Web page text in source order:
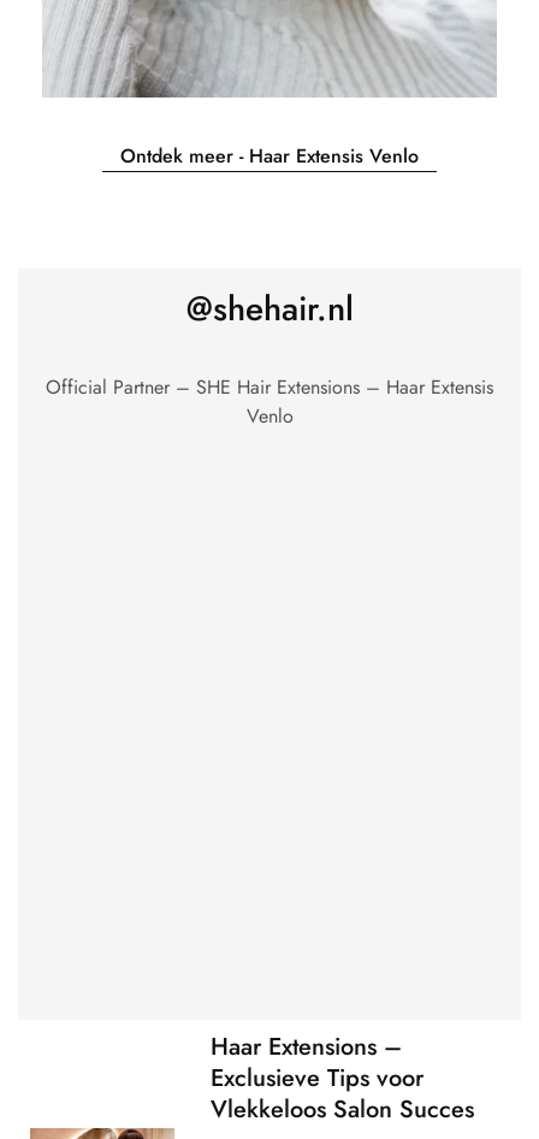
Ontdek meer - Haar Extensis Venlo
@shehair.nl
Official Partner – SHE Hair Extensions – Haar Extensis
Venlo
Haar Extensions –
Exclusieve Tips voor
Vlekkeloos Salon Succes